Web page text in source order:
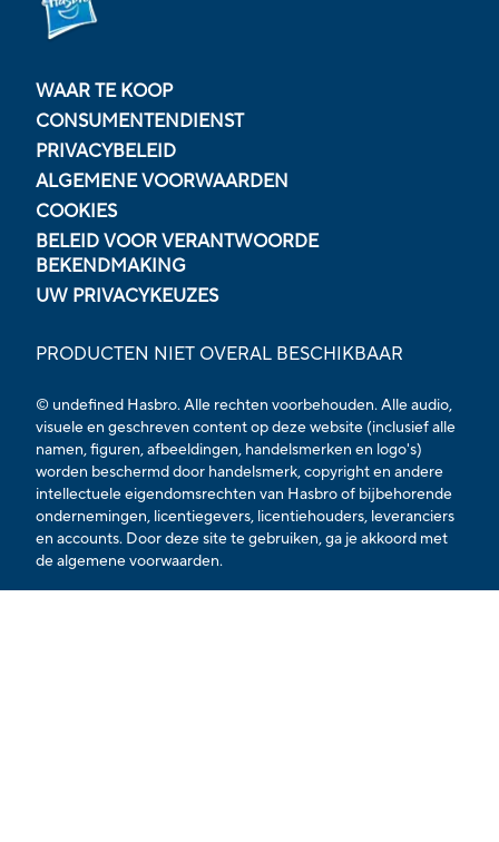
WAAR TE KOOP
CONSUMENTENDIENST
PRIVACYBELEID
ALGEMENE VOORWAARDEN
COOKIES
BELEID VOOR VERANTWOORDE
BEKENDMAKING
UW PRIVACYKEUZES
PRODUCTEN NIET OVERAL BESCHIKBAAR
© undefined Hasbro. Alle rechten voorbehouden. Alle audio,
visuele en geschreven content op deze website (inclusief alle
namen, figuren, afbeeldingen, handelsmerken en logo's)
worden beschermd door handelsmerk, copyright en andere
intellectuele eigendomsrechten van Hasbro of bijbehorende
ondernemingen, licentiegevers, licentiehouders, leveranciers
en accounts. Door deze site te gebruiken, ga je akkoord met
de algemene voorwaarden.